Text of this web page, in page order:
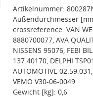
Artikelnummer:
Außendurchmesser
crossreference: VAN
8880700077, AVA
NISSENS 95076, FEBI
137.40170, DELPHI
AUTOMOTIVE
VEMO V30-06-0049
Gewicht [kg]: 0,6